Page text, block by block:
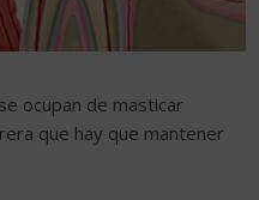
ocupan de masticar
que hay que mantener